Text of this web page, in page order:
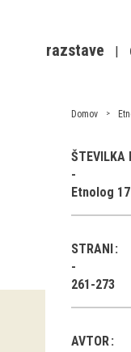
razstave
Domov
ŠTEVILKA
Etnolog
STRANI
261-273
AVTOR